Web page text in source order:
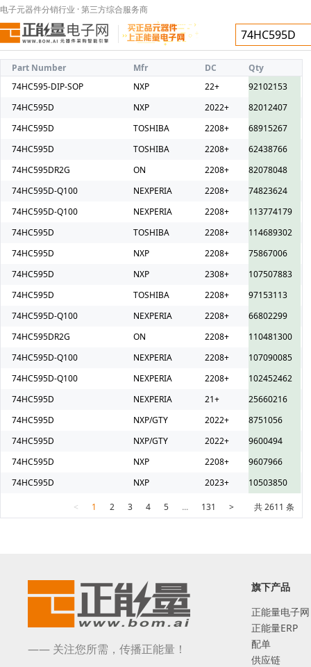
电子元器件分销行业 · 第三方综合服务商
Part Number Mfr DC
Qty
74HC595-DIP-SOP
NXP 22+
92102153
74HC595D
NXP 2022+
82012407
74HC595D
TOSHIBA 2208+
68915267
74HC595D
TOSHIBA 2208+
62438766
74HC595DR2G
ON 2208+
82078048
74HC595D-Q100
NEXPERIA 2208+
74823624
74HC595D-Q100
NEXPERIA 2208+
113774179
74HC595D
TOSHIBA 2208+
114689302
74HC595D
NXP 2208+
75867006
74HC595D
NXP 2308+
107507883
74HC595D
TOSHIBA 2208+
97153113
74HC595D-Q100
NEXPERIA 2208+
66802299
74HC595DR2G
ON 2208+
110481300
74HC595D-Q100
NEXPERIA 2208+
107090085
74HC595D-Q100
NEXPERIA 2208+
102452462
74HC595D
NEXPERIA 21+
25660216
74HC595D
NXP/GTY 2022+
8751056
74HC595D
NXP/GTY 2022+
9600494
74HC595D
NXP 2208+
9607966
74HC595D
NXP 2023+ 10503850
< 1 2 3 4 5 ... 131 > 共 2611 条
—— 关注您所需，传播正能量！
旗下产品
正能量电子网
正能量ERP
配单
供应链